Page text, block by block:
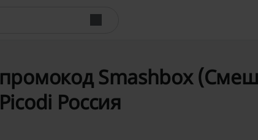
промокод Smashbox
Picodi Россия